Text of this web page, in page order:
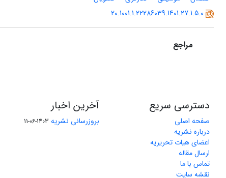
20.1001.1.22286039.1401.27.1.5.0
مراجع
دسترسی سریع
صفحه اصلی
درباره نشریه
اعضای هیات تحریریه
ارسال مقاله
تماس با ما
نقشه سایت
آخرین اخبار
بروزرسانی نشریه 1403-06-11